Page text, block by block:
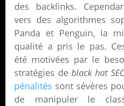
des backlinks.
vers des algorithmes
Panda et Penguin, la
qualité a pris le pas.
été motivées par le
stratégies de black hat
pénalités sont sévères
de manipuler le